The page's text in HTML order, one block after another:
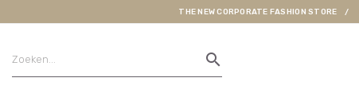
THE NEW CORPORATE FASHION STORE
search